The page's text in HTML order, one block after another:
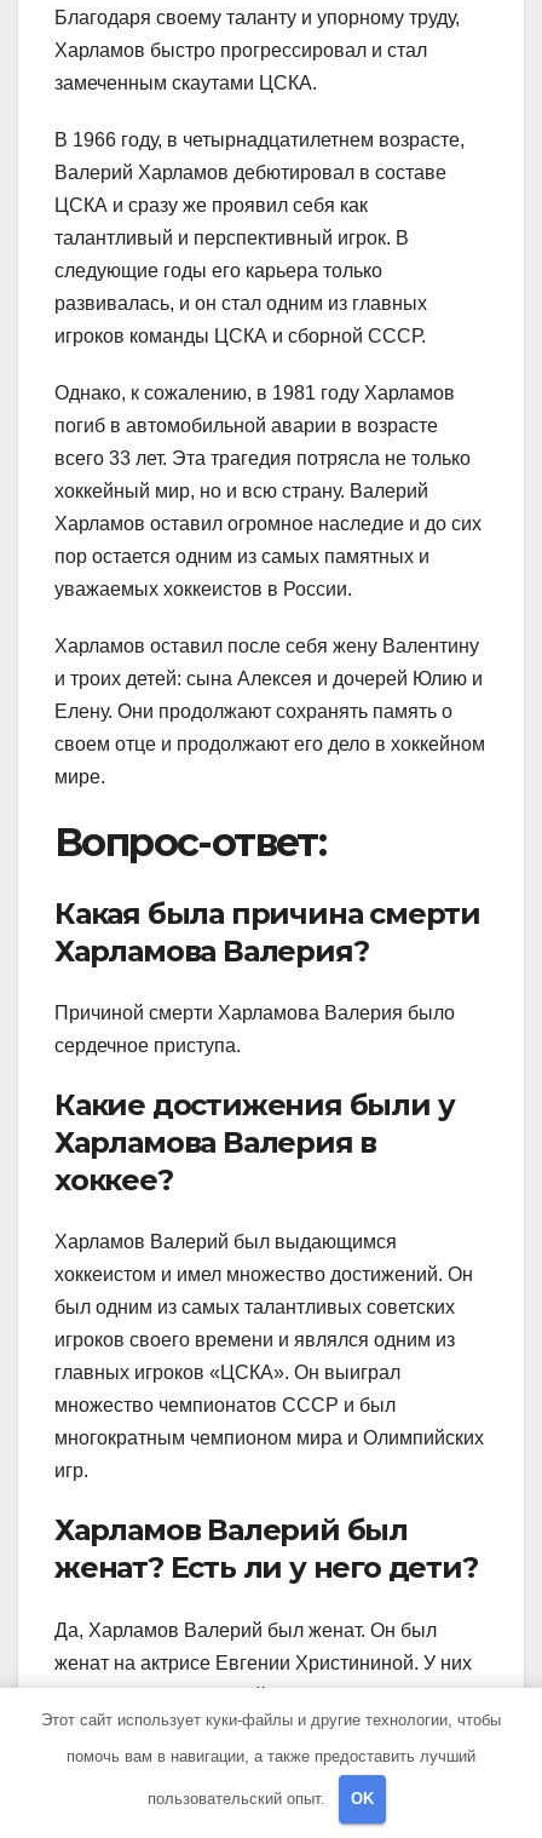
Благодаря своему таланту и упорному труду,
Харламов быстро прогрессировал и стал
замеченным скаутами ЦСКА.
В 1966 году, в четырнадцатилетнем возрасте,
Валерий Харламов дебютировал в составе
ЦСКА и сразу же проявил себя как
талантливый и перспективный игрок. В
следующие годы его карьера только
развивалась, и он стал одним из главных
игроков команды ЦСКА и сборной СССР.
Однако, к сожалению, в 1981 году Харламов
погиб в автомобильной аварии в возрасте
всего 33 лет. Эта трагедия потрясла не только
хоккейный мир, но и всю страну. Валерий
Харламов оставил огромное наследие и до сих
пор остается одним из самых памятных и
уважаемых хоккеистов в России.
Харламов оставил после себя жену Валентину
и троих детей: сына Алексея и дочерей Юлию и
Елену. Они продолжают сохранять память о
своем отце и продолжают его дело в хоккейном
мире.
Вопрос-ответ:
Какая была причина смерти
Харламова Валерия?
Причиной смерти Харламова Валерия было
сердечное приступа.
Какие достижения были у
Харламова Валерия в
хоккее?
Харламов Валерий был выдающимся
хоккеистом и имел множество достижений. Он
был одним из самых талантливых советских
игроков своего времени и являлся одним из
главных игроков «ЦСКА». Он выиграл
множество чемпионатов СССР и был
многократным чемпионом мира и Олимпийских
игр.
Харламов Валерий был
женат? Есть ли у него дети?
Да, Харламов Валерий был женат. Он был
женат на актрисе Евгении Христининой. У них
дочь Мария.
Какая была биография
Харламова Валерия до его
Этот сайт использует куки-файлы и другие технологии, чтобы
помочь вам в навигации, а также предоставить лучший
пользовательский опыт. OK